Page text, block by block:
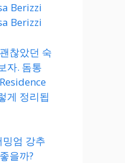
Berizzi
Berizzi
찮았던 숙
자. 돔통
게 정리됩
엄 강추
을까?